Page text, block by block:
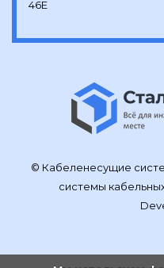
46Е
© Кабеленесущие
системы